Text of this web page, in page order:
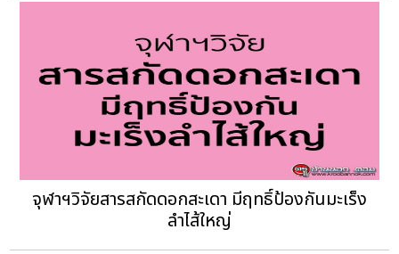
จุฬาฯวิจัยสารสกัดดอกสะเดา มีฤทธิ์ป้องกันมะเร็ง
ลำไส้ใหญ่